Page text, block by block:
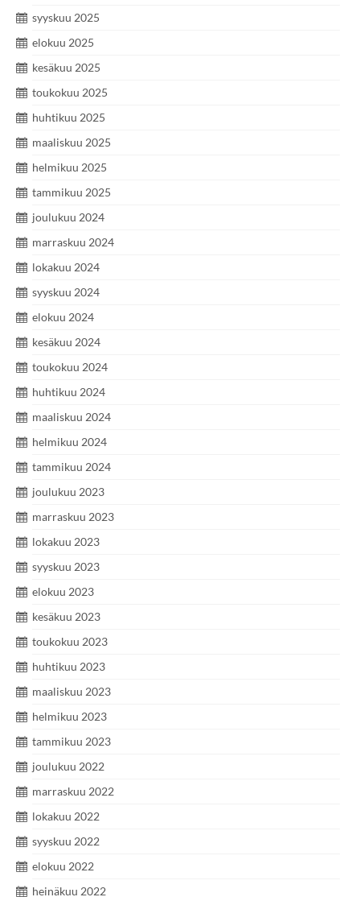
syyskuu 2025
elokuu 2025
kesäkuu 2025
toukokuu 2025
huhtikuu 2025
maaliskuu 2025
helmikuu 2025
tammikuu 2025
joulukuu 2024
marraskuu 2024
lokakuu 2024
syyskuu 2024
elokuu 2024
kesäkuu 2024
toukokuu 2024
huhtikuu 2024
maaliskuu 2024
helmikuu 2024
tammikuu 2024
joulukuu 2023
marraskuu 2023
lokakuu 2023
syyskuu 2023
elokuu 2023
kesäkuu 2023
toukokuu 2023
huhtikuu 2023
maaliskuu 2023
helmikuu 2023
tammikuu 2023
joulukuu 2022
marraskuu 2022
lokakuu 2022
syyskuu 2022
elokuu 2022
heinäkuu 2022